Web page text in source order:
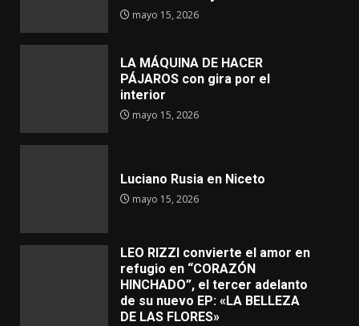
mayo 15, 2026
LA MÁQUINA DE HACER
PÁJAROS con gira por el
interior
mayo 15, 2026
Luciano Rusia en Niceto
mayo 15, 2026
LEO RIZZI convierte el amor en
refugio en “CORAZÓN
HINCHADO”, el tercer adelanto
de su nuevo EP: «LA BELLEZA
DE LAS FLORES»